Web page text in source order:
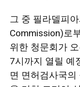
그 중 필라델피
Commission)로
위한 청문회가
7시까지 열릴 예
면 면허검사국의